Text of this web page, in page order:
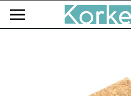
Zum Hauptinhalt springen